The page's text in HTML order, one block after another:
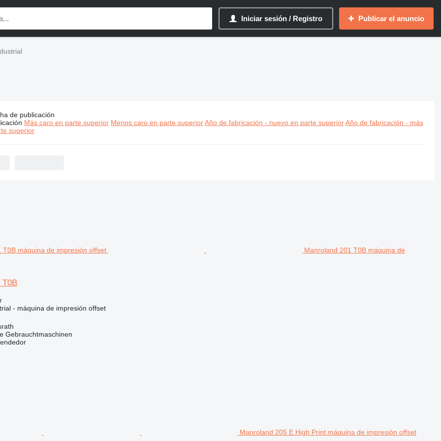
Iniciar sesión / Registro Publicar el anuncio
Manroland maquinaria industrial
de publicación
Más caro en parte superior Menos caro en parte superior Año de fabricación - nuevo en parte superior Año de fabricación - más
superior
Manroland 201 T0B máquina de
T0B
- máquina de impresión offset
Gebrauchtmaschinen
Manroland 205 E High Print máquina de impresión offset